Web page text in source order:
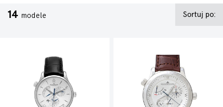
14 modele Sortuj po: